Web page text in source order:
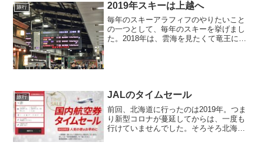
旅行 2019年スキーは上越へ
毎年のスキーアラフィフのやりたいこと
の一つとして、毎年のスキーを挙げまし
た。2018年は、雲海を見たくて竜王に行
旅行 JALのタイムセール
前回、北海道に行ったのは2019年。つま
り新型コロナが蔓延してからは、一度も
行けていませんでした。そろそろ北海道